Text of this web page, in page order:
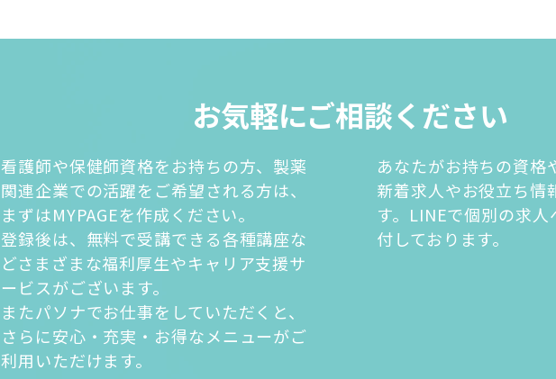
お気軽にご相談ください
看護師や保健師資格をお持ちの方、製薬
関連企業での活躍をご希望される方は、
まずはMYPAGEを作成ください。
登録後は、無料で受講できる各種講座な
どさまざまな福利厚生やキャリア支援サ
ービスがございます。
またパソナでお仕事をしていただくと、
さらに安心・充実・お得なメニューがご
利用いただけます。
あなたがお持ちの資格
新着求人やお役立ち情
す。LINEで個別の求
付しております。